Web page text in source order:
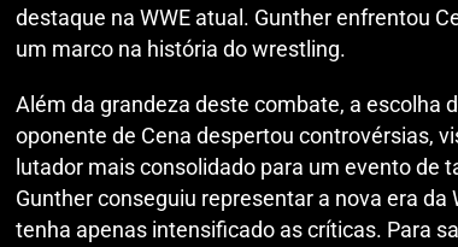
destaque na WWE atual. Gunther enfrentou
um marco na história do wrestling.
Além da grandeza deste combate, a escolha
oponente de Cena despertou controvérsias,
lutador mais consolidado para um evento de
Gunther conseguiu representar a nova era da
tenha apenas intensificado as críticas. Para